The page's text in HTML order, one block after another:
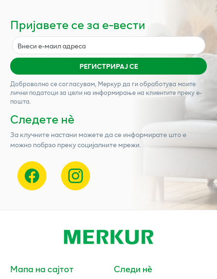
Пријавете се за е-вести
РЕГИСТРИРАЈ СЕ
Доброволно се согласувам, Меркурда ги обработува моите
лични податоци за цели на информирање на клиентите преку е-
пошта.
Следете нѐ
За клучните настани можете да се информирате што е
можно побрзо преку социјалните мрежи.
Мапа на сајтот Следи нè